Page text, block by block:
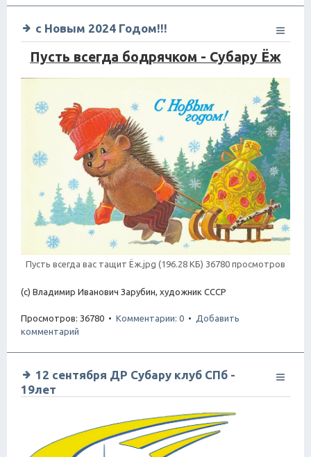
с Новым 2024 Годом!!!
Пусть всегда бодрячком - Субару Ёж
Пусть всегда вас тащит Ёж.jpg (196.28 КБ) 36780 просмотров
(с) Владимир Иванович Зарубин, художник СССР
Просмотров: 36780 • Комментарии: 0 •
Добавить
комментарий
12 сентября ДР Субару клуб СПб -
19лет